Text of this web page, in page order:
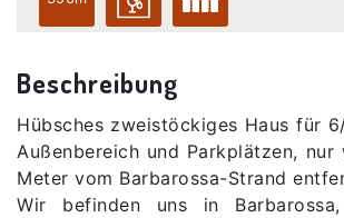
Beschreibung
Hübsches zweistöckiges Haus für
Außenbereich und Parkplätzen, nur
Meter vom Barbarossa-Strand
Wir befinden uns in